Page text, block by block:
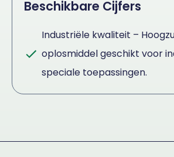
Beschikbare Cijfers
Industriële kwaliteit –
oplosmiddel geschikt voor
speciale toepassingen.